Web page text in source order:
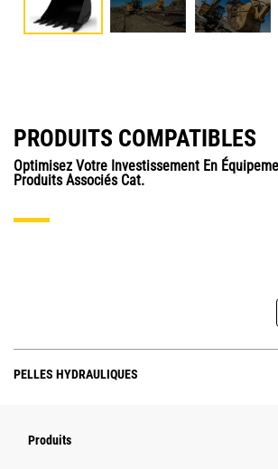
PRODUITS COMPATIBLES
Optimisez Votre Investissement En
Produits Associés Cat.
PELLES HYDRAULIQUES
Produits